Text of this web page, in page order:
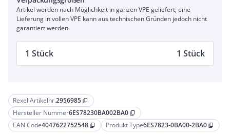
Rexel Artikelnr.2956985 content_copy
Hersteller Nummer6ES78230BA002BA0 content_copy
EAN Code4047622752548 content_copy Produkt Type6ES7823-0BA00-2BA0 content_copy
Artikel werden nach Möglichkeit in ganzen VPE geliefert; eine
Lieferung in vollen VPE kann aus technischen Gründen jedoch nicht
garantiert werden.
1 Stück 1 Stück